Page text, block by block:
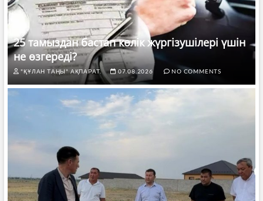
25 тамыздан бастап көлік жүргізушілері үшін
не өзгереді?
"ҚҰЛАН ТАҢЫ" АҚПАРАТ. 07.08.2026 NO COMMENTS